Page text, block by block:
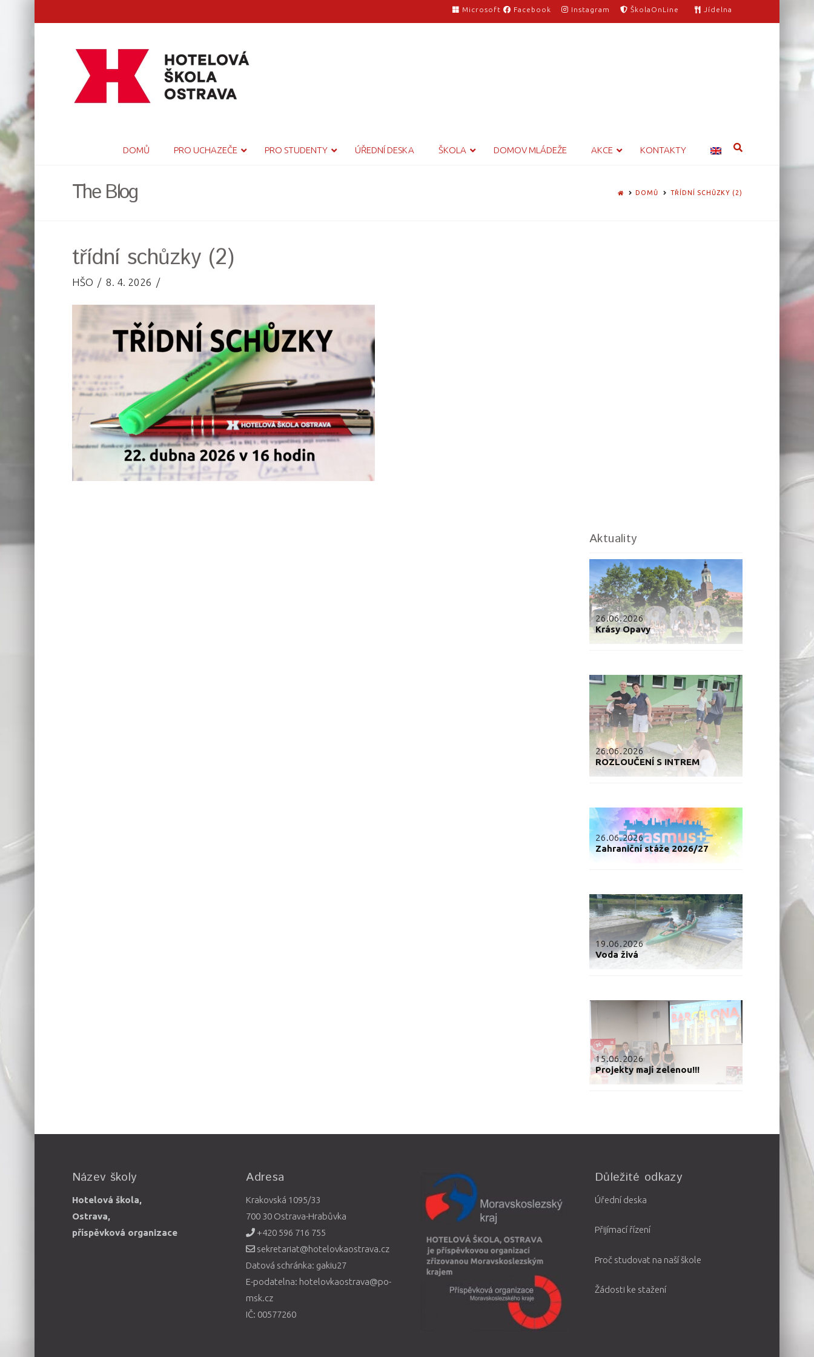
Microsoft Facebook Instagram ŠkolaOnLine Jídelna
DOMŮ PRO UCHAZEČE PRO STUDENTY ÚŘEDNÍ DESKA ŠKOLA DOMOV MLÁDEŽE AKCE KONTAKTY
The Blog HOMEDOMŮ TŘÍDNÍ SCHŮZKY (2)
třídní schůzky (2)
HŠO 8. 4. 2026
Aktuality
26.06.2026
Krásy Opavy
26.06.2026
ROZLOUČENÍ S INTREM
26.06.2026
Zahraniční stáže 2026/27
19.06.2026
Voda živá
15.06.2026
Projekty mají zelenou!!!
Název školy
Hotelová škola,
Ostrava,
příspěvková organizace
Adresa
Krakovská 1095/33
700 30 Ostrava-Hrabůvka
+420 596 716 755
sekretariat@hotelovkaostrava.cz
Datová schránka: gakiu27
E-podatelna: hotelovkaostrava@po-
msk.cz
IČ: 00577260
Důležité odkazy
Úřední deska
Přijímací řízení
Proč studovat na naší škole
Žádosti ke stažení